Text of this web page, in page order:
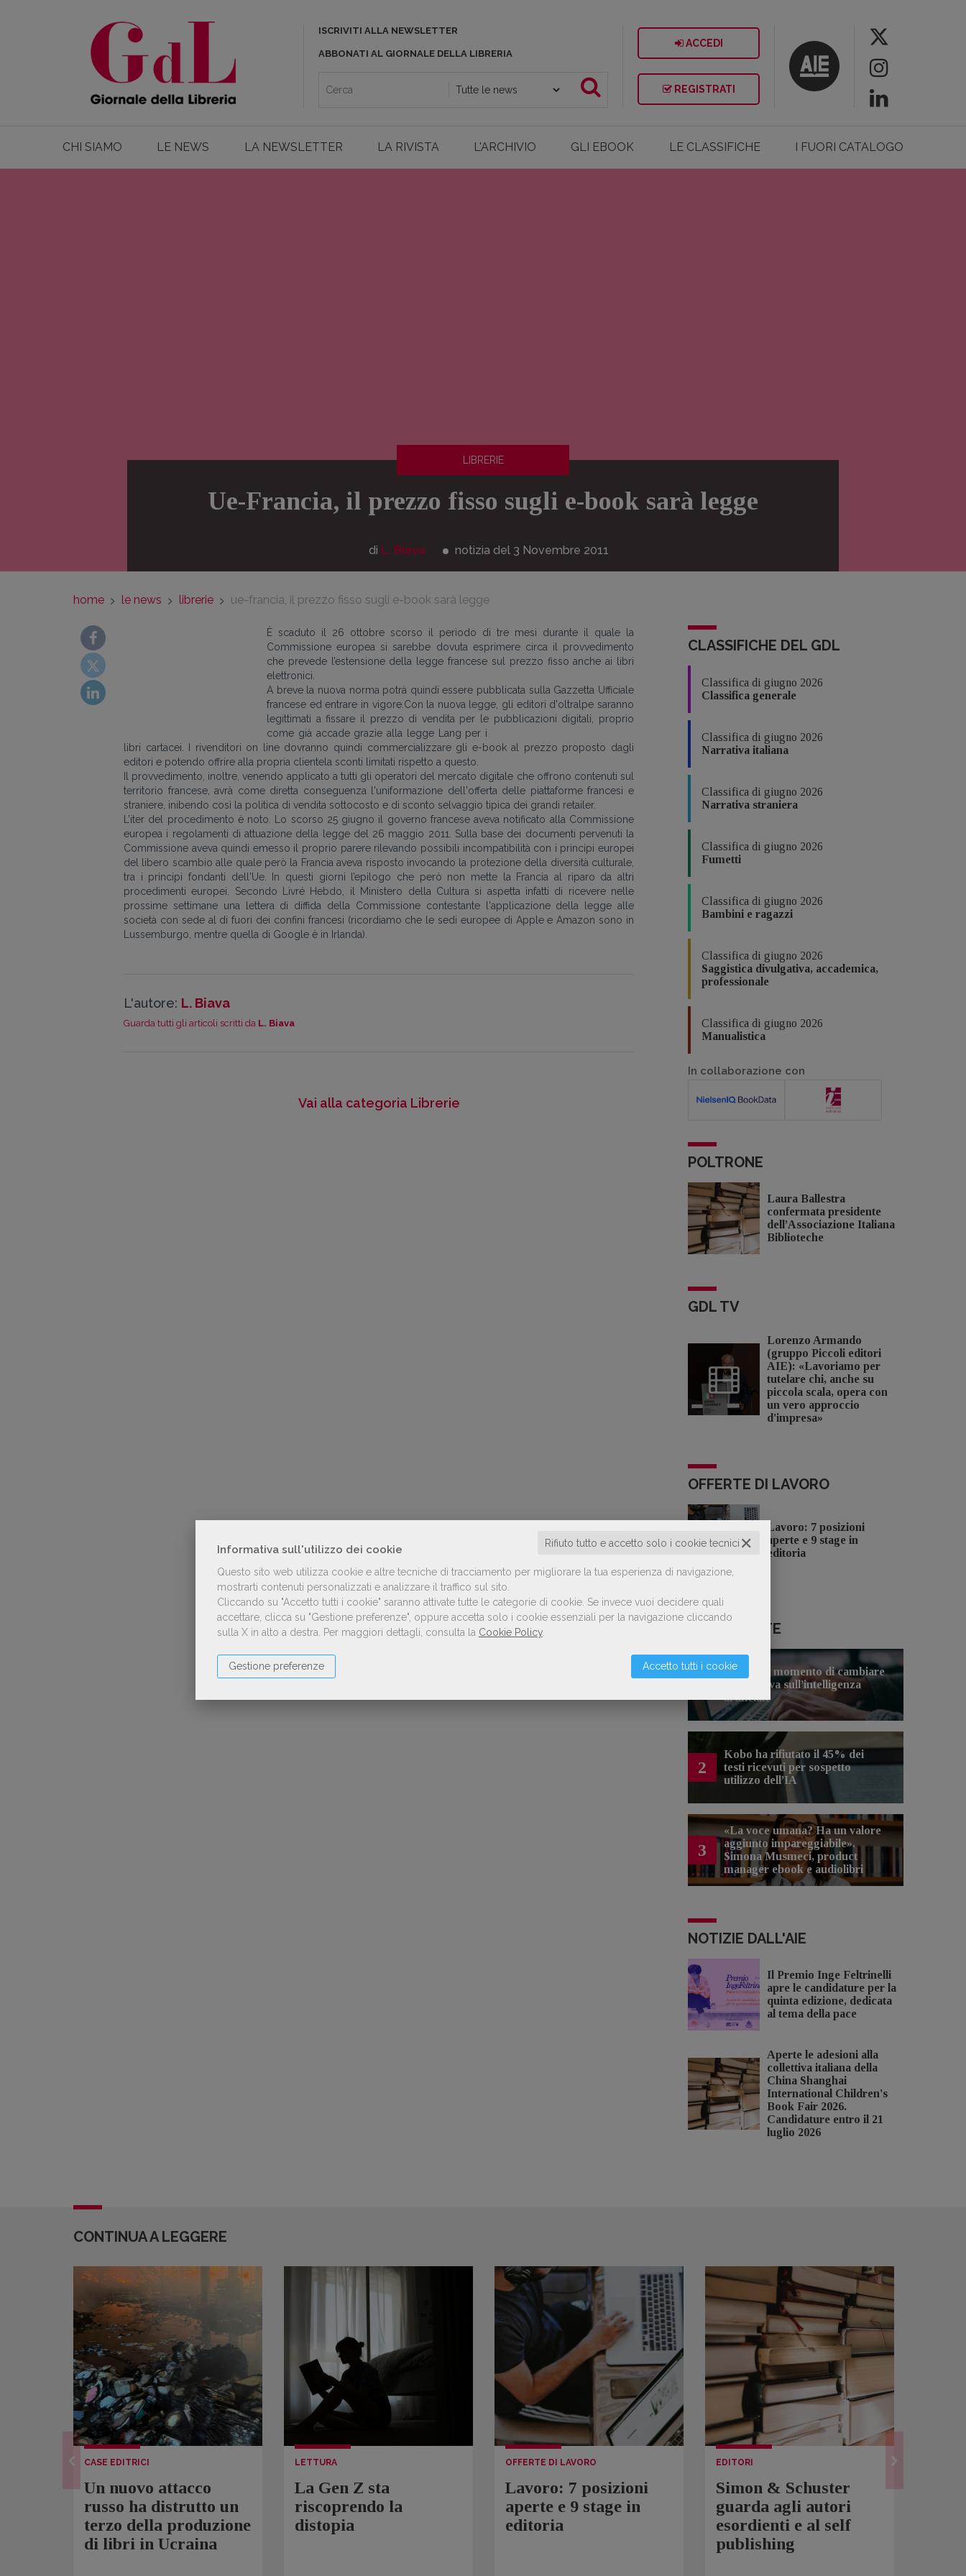
Informativa sull'utilizzo dei cookie ✕
Rifiuto tutto e accetto solo i cookie tecnici
Questo sito web utilizza cookie e altre tecniche di tracciamento per migliorare la tua esperienza di navigazione,
mostrarti contenuti personalizzati e analizzare il traffico sul sito.
Cliccando su "Accetto tutti i cookie" saranno attivate tutte le categorie di cookie. Se invece vuoi decidere quali
accettare, clicca su "Gestione preferenze", oppure accetta solo i cookie essenziali per la navigazione cliccando
sulla X in alto a destra.
Per maggiori dettagli, consulta la Cookie Policy
Accetto tutti i cookie
Gestione preferenze
ISCRIVITI ALLA NEWSLETTER
ABBONATI AL GIORNALE DELLA LIBRERIA
ACCEDI
REGISTRATI
CHI SIAMO LE NEWS LA NEWSLETTER LA RIVISTA L'ARCHIVIO GLI EBOOK LE CLASSIFICHE I FUORI CATALOGO
LIBRERIE
Ue-Francia, il prezzo fisso sugli e-book sarà legge
di L. Biava notizia del 3 Novembre 2011
home le news librerie ue-francia, il prezzo fisso sugli e-book sarà legge
È scaduto il 26 ottobre scorso il periodo di tre mesi durante il quale la
Commissione europea si sarebbe dovuta esprimere circa il provvedimento
che prevede l’estensione della legge francese sul prezzo fisso anche ai libri
elettronici.
A breve la nuova norma potrà quindi essere pubblicata sulla Gazzetta Ufficiale
francese ed entrare in vigore.Con la nuova legge, gli editori d'oltralpe saranno
legittimati a fissare il prezzo di vendita per le pubblicazioni digitali, proprio
come già accade grazie alla
legge Lang per i
libri cartacei. I rivenditori on line dovranno quindi commercializzare gli e-book al prezzo proposto dagli
editori e potendo offrire alla propria clientela sconti limitati rispetto a questo.
Il provvedimento, inoltre, venendo applicato a tutti gli operatori del mercato digitale che offrono contenuti sul
territorio francese, avrà come diretta conseguenza l'uniformazione dell'offerta delle piattaforme francesi e
straniere, inibendo così la politica di vendita sottocosto e di sconto selvaggio tipica dei grandi retailer.
L’iter del procedimento è noto. Lo scorso 25 giugno il governo francese aveva notificato alla Commissione
europea i regolamenti di attuazione della legge del 26 maggio 2011. Sulla base dei documenti pervenuti la
Commissione aveva quindi emesso il proprio parere rilevando possibili incompatibilità con i principi europei
del libero scambio alle quale però la Francia aveva risposto invocando la protezione della diversità culturale,
tra i principi fondanti dell'Ue. In questi giorni l’epilogo che però non mette la Francia al riparo da altri
procedimenti europei. Secondo Livré Hebdo, il Ministero della Cultura si aspetta infatti di ricevere nelle
prossime settimane una lettera di diffida della Commissione contestante l'applicazione della legge alle
società con sede al di fuori dei confini francesi (ricordiamo che le sedi europee di Apple e Amazon sono in
Lussemburgo, mentre quella di Google è in Irlanda).
L'autore: L. Biava
Guarda tutti gli articoli scritti da L. Biava
Vai alla categoria Librerie
CLASSIFICHE DEL GDL
Classifica di giugno 2026
Classifica generale
Classifica di giugno 2026
Narrativa italiana
Classifica di giugno 2026
Narrativa straniera
Classifica di giugno 2026
Fumetti
Classifica di giugno 2026
Bambini e ragazzi
Classifica di giugno 2026
Saggistica divulgativa, accademica,
professionale
Classifica di giugno 2026
Manualistica
In collaborazione con
POLTRONE
Laura Ballestra
confermata presidente
dell’Associazione Italiana
Biblioteche
GDL TV
Lorenzo Armando
(gruppo Piccoli editori
AIE): «Lavoriamo per
tutelare chi, anche su
piccola scala, opera con
un vero approccio
d'impresa»
OFFERTE DI LAVORO
Lavoro: 7 posizioni
aperte e 9 stage in
editoria
LE PIÙ LETTE
1
Forse è il momento di cambiare
prospettiva sull’intelligenza
artificiale
2
Kobo ha rifiutato il 45% dei
testi ricevuti per sospetto
utilizzo dell’IA
3
«La voce umana? Ha un valore
aggiunto impareggiabile».
Simona Musmeci, product
manager ebook e audiolibri
NOTIZIE DALL'AIE
Il Premio Inge Feltrinelli
apre le candidature per la
quinta edizione, dedicata
al tema della pace
Aperte le adesioni alla
collettiva italiana della
China Shanghai
International Children's
Book Fair 2026.
Candidature entro il 21
luglio 2026
CONTINUA A LEGGERE
CASE EDITRICI
Un nuovo attacco
russo ha distrutto un
terzo della produzione
di libri in Ucraina
LETTURA
La Gen Z sta
riscoprendo la
distopia
OFFERTE DI LAVORO
Lavoro: 7 posizioni
aperte e 9 stage in
editoria
EDITORI
Simon & Schuster
guarda agli autori
esordienti e al self
publishing